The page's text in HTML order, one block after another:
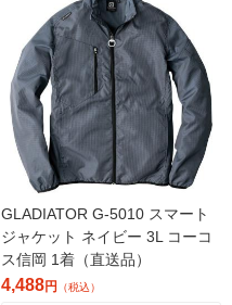
GLADIATOR G-5010 スマート
ジャケット ネイビー 3L コーコ
ス信岡 1着（直送品）
4,488円 （税込）